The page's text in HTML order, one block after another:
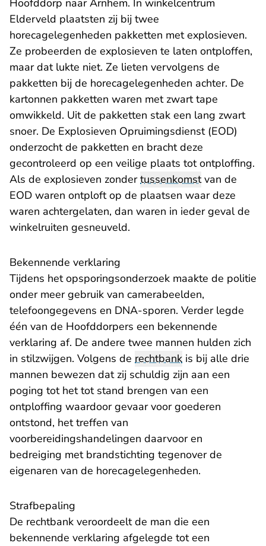
Hoofddorp naar Arnhem. In winkelcentrum
Elderveld plaatsten zij bij twee
horecagelegenheden pakketten met explosieven.
Ze probeerden de explosieven te laten ontploffen,
maar dat lukte niet. Ze lieten vervolgens de
pakketten bij de horecagelegenheden achter. De
kartonnen pakketten waren met zwart tape
omwikkeld. Uit de pakketten stak een lang zwart
snoer. De Explosieven Opruimingsdienst (EOD)
onderzocht de pakketten en bracht deze
gecontroleerd op een veilige plaats tot ontploffing.
Als de explosieven zondertussenkomstvan de
EOD waren ontploft op de plaatsen waar deze
waren achtergelaten, dan waren in ieder geval de
winkelruiten gesneuveld.
Bekennende verklaring
Tijdens het opsporingsonderzoek maakte de politie
onder meer gebruik van camerabeelden,
telefoongegevens en DNA-sporen. Verder legde
één van de Hoofddorpers een bekennende
verklaring af. De andere twee mannen hulden zich
in stilzwijgen. Volgens de rechtbank is bij alle drie
mannen bewezen dat zij schuldig zijn aan een
poging tot het tot stand brengen van een
ontploffing waardoor gevaar voor goederen
ontstond, het treffen van
voorbereidingshandelingen daarvoor en
bedreiging met brandstichting tegenover de
eigenaren van de horecagelegenheden.
Strafbepaling
De rechtbank veroordeelt de man die een
bekennende verklaring afgelegde tot een